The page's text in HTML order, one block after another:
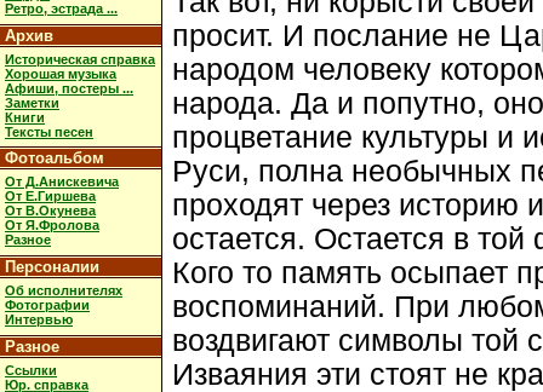
Ретро, эстрада ...
Архив
Историческая справка
Хорошая музыка
Афиши, постеры ...
Заметки
Книги
Тексты песен
Фотоальбом
От Д.Анискевича
От Е.Гиршева
От В.Окунева
От Я.Фролова
Разное
Персоналии
Об исполнителях
Фотографии
Интервью
Разное
Ссылки
Юр. справка
просит. И послание не
народом человеку
народа. Да и попутно, оно
процветание культуры и
Руси, полна необычных
проходят через историю
остается. Остается в
Кого то память осыпает
воспоминаний. При
воздвигают символы той
Изваяния эти стоят не